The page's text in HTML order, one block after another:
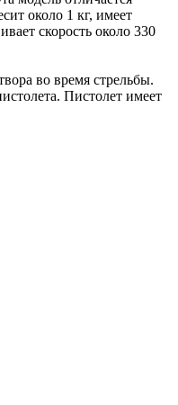
около 1 кг, имеет
скорость около 330
во время стрельбы.
Пистолет имеет